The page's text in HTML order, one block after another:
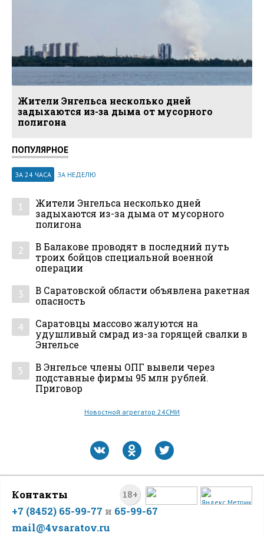
Жители Энгельса несколько дней
задыхаются из-за дыма от мусорного
полигона
ПОПУЛЯРНОЕ
ЗА 24 ЧАСА ЗА НЕДЕЛЮ
1
Жители Энгельса несколько дней
задыхаются из-за дыма от мусорного
полигона
2
В Балакове проводят в последний путь
троих бойцов специальной военной
операции
3
В Саратовской области объявлена ракетная
опасность
4
Саратовцы массово жалуются на
удушливый смрад из-за горящей свалки в
Энгельсе
5
В Энгельсе члены ОПГ вывели через
подставные фирмы 95 млн рублей.
Приговор
Новостной агрегатор 24СМИ
18+
Контакты
+7 (8452) 65-99-77 и 65-99-67
mail@4vsaratov.ru